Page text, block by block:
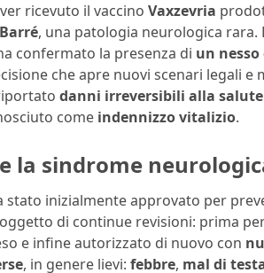
ricevuto il vaccino Vaxzevria
, una patologia neurologica rara.
confermato la presenza di un nesso
che apre nuovi scenari legali e
danni irreversibili alla salute
come indennizzo vitalizio.
la sindrome
stato inizialmente approvato per
di continue revisioni: prima
e infine autorizzato di nuovo con
, in genere lievi: febbre, mal di